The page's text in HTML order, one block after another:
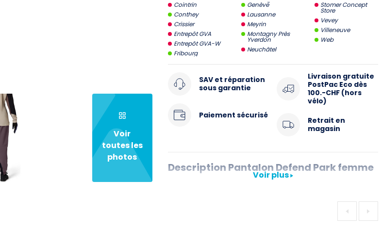
Voir
toutes les
photos
Voir plus
Cointrin
Conthey
Crissier
Entrepôt GVA
Entrepôt GVA-W
Fribourg
Genève
Lausanne
Meyrin
Montagny Près
Yverdon
Neuchâtel
Stomer Concept
Store
Vevey
Villeneuve
Web
SAV et réparation
sous garantie
Paiement sécurisé
Livraison gratuite
PostPac Eco dès
100.-CHF (hors
vélo)
Retrait en
magasin
Description Pantalon Defend Park femme
testé sur les pistes les plus difficiles du monde par notre
équipe de pros du VTT. Avec ses nombreuses poches, il
vous permet de garder votre téléphone ou votre forfait sur